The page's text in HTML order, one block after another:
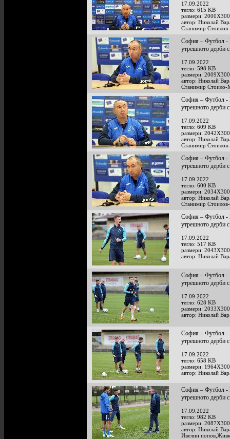
17.09.2022
тегло: 615 KB
размери:
автор: Николай
Станимир
София – Футбол -
утрешното
17.09.2022
тегло: 598 KB
размери:
автор: Николай
Станимир
София – Футбол -
утрешното
17.09.2022
тегло: 609 KB
размери:
автор: Николай
Станимир
София – Футбол -
утрешното
17.09.2022
тегло: 600 KB
размери:
автор: Николай
Станимир
София – Футбол -
утрешното
17.09.2022
тегло: 517 KB
размери:
автор: Николай
София – Футбол -
утрешното
17.09.2022
тегло: 628 KB
размери:
автор: Николай
София – Футбол -
утрешното
17.09.2022
тегло: 658 KB
размери:
автор: Николай
София – Футбол -
утрешното
17.09.2022
тегло: 982 KB
размери:
автор: Николай
Ивелин